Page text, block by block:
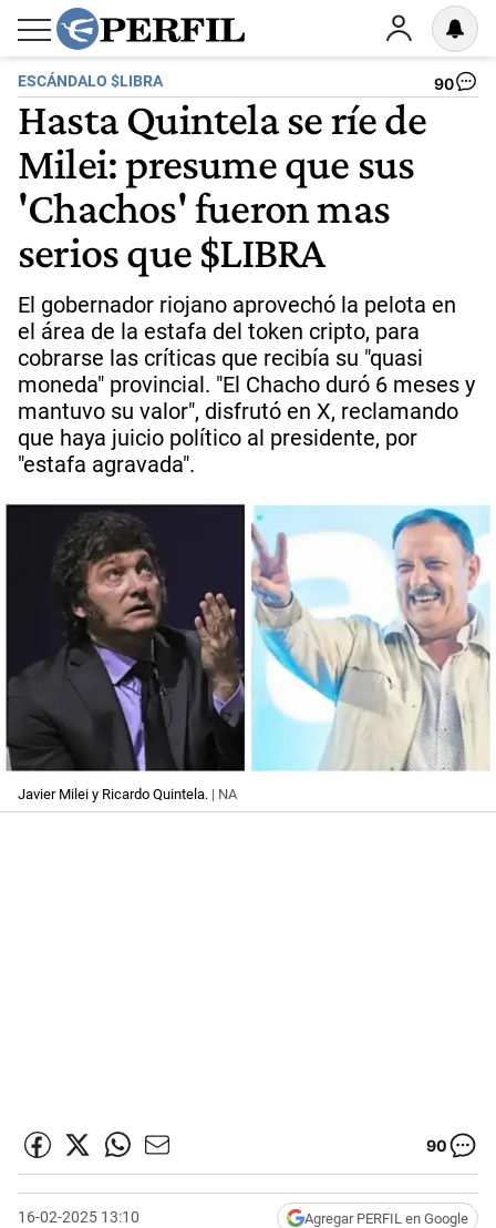
ESCÁNDALO $LIBRA 90
Hasta Quintela se ríe de
Milei: presume que sus
'Chachos' fueron mas
serios que $LIBRA
El gobernador riojano aprovechó la pelota en
el área de la estafa del token cripto, para
cobrarse las críticas que recibía su "quasi
moneda" provincial. "El Chacho duró 6 meses y
mantuvo su valor", disfrutó en X, reclamando
que haya juicio político al presidente, por
"estafa agravada".
Javier Milei y Ricardo Quintela. | NA
90
16-02-2025 13:10 Agregar PERFIL en Google